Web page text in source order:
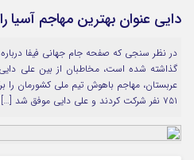
آپارات
رمز عبور
مرا به خاطر بسپار
دایی عنوان بهترین مهاجم آسیا
در نظر سنجی که صفحه جام جهانی فیفا
گذاشته شده است، مخاطبان از بین علی
۷۵۱ نفر شرکت کردند و علی دایی موفق شد […]